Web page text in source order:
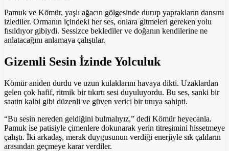
Pamuk ve Kömür, yaşlı ağacın gölgesinde durup yaprakların dansını
izlediler. Ormanın içindeki her ses, onlara gitmeleri gereken yolu
fısıldıyor gibiydi. Sessizce beklediler ve doğanın kendilerine ne
anlatacağını anlamaya çalıştılar.
Gizemli Sesin İzinde Yolculuk
Kömür aniden durdu ve uzun kulaklarını havaya dikti. Uzaklardan
gelen çok hafif, ritmik bir tıkırtı sesi duyuluyordu. Bu ses, sanki bir
saatin kalbi gibi düzenli ve güven verici bir tınıya sahipti.
“Bu sesin nereden geldiğini bulmalıyız,” dedi Kömür heyecanla.
Pamuk ise patisiyle çimenlere dokunarak yerin titreşimini hissetmeye
çalıştı. İki arkadaş, merak duygusunun verdiği enerjiyle sık çalıların
arasından geçmeye karar verdiler.